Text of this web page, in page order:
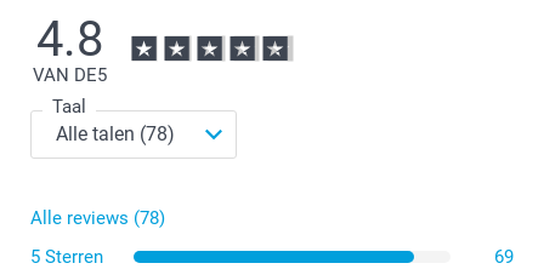
4.8
VAN DE5
Taal
Alle reviews (78)
5 Sterren
69